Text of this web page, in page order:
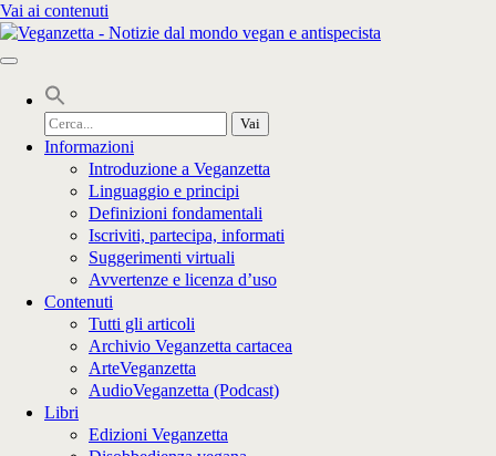
Vai ai contenuti
Cerca
per:
Informazioni
Introduzione a Veganzetta
Linguaggio e principi
Definizioni fondamentali
Iscriviti, partecipa, informati
Suggerimenti virtuali
Avvertenze e licenza d’uso
Contenuti
Tutti gli articoli
Archivio Veganzetta cartacea
ArteVeganzetta
AudioVeganzetta (Podcast)
Libri
Edizioni Veganzetta